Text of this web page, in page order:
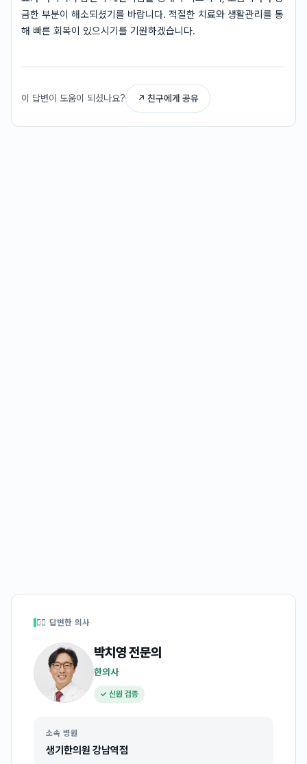
금한 부분이 해소되셨기를 바랍니다. 적절한 치료와 생활관리를 통
해 빠른 회복이 있으시기를 기원하겠습니다.
이 답변이 도움이 되셨나요? ↗ 친구에게 공유
👩‍⚕️ 답변한 의사
박치영전문의
한의사
✓ 신원 검증
소속 병원
생기한의원 강남역점